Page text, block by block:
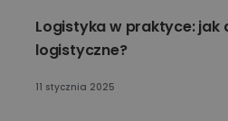
Logistyka w praktyce: jak
logistyczne?
11 stycznia 2025